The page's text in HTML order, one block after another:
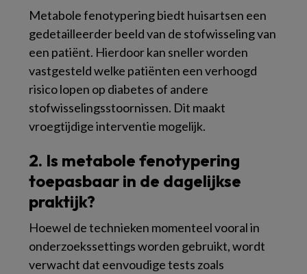
Metabole fenotypering biedt huisartsen een
gedetailleerder beeld van de stofwisseling van
een patiënt. Hierdoor kan sneller worden
vastgesteld welke patiënten een verhoogd
risico lopen op diabetes of andere
stofwisselingsstoornissen. Dit maakt
vroegtijdige interventie mogelijk.
2. Is metabole fenotypering
toepasbaar in de dagelijkse
praktijk?
Hoewel de technieken momenteel vooral in
onderzoekssettings worden gebruikt, wordt
verwacht dat eenvoudige tests zoals